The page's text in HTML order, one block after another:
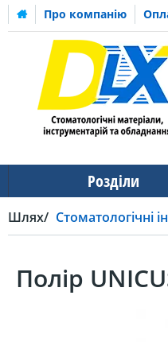
Про компанію
Розділи
Шлях Стоматологічні
Полір